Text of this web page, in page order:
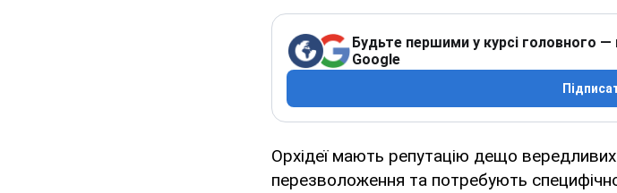
Будьте першими у курсі головного —
Google
Орхідеї мають репутацію дещо вередливих
перезволоження та потребують